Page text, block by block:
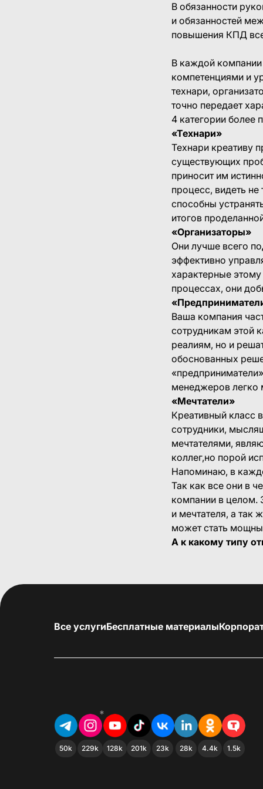
В обязанности
и обязанностей
повышения КПД
В каждой
компетенциями и
технари,
точно передает
4 категории более
«Технари»
Технари креативу
существующих
приносит им
процесс, видеть
способны
итогов
«Организаторы»
Они лучше всего
эффективно
характерные
процессах, они
Ваша компания
сотрудникам этой
реалиям, но и
обоснованных
менеджеров легко
«Мечтатели»
Креативный класс
сотрудники,
мечтателями,
коллег,но порой
Напоминаю, в
Так как все они в
компании в целом.
и мечтателя, а так
может стать
А к какому типу
Все услугиБесплатные материалы
50k
*
229k 128k 201k 23k 28k 4.4k 1.5k